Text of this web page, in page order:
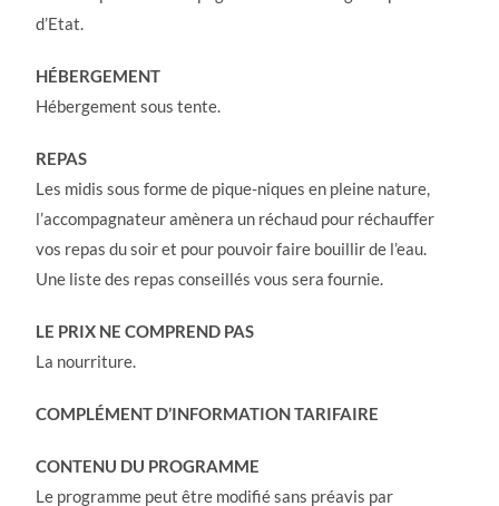
d’Etat.
HÉBERGEMENT
Hébergement sous tente.
REPAS
Les midis sous forme de pique-niques en pleine nature,
l’accompagnateur amènera un réchaud pour réchauffer
vos repas du soir et pour pouvoir faire bouillir de l’eau.
Une liste des repas conseillés vous sera fournie.
LE PRIX NE COMPREND PAS
La nourriture.
COMPLÉMENT D’INFORMATION TARIFAIRE
CONTENU DU PROGRAMME
Le programme peut être modifié sans préavis par